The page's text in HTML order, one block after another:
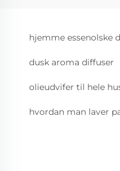
hjemme essenolske
dusk aroma diffuser
olieudvifer til hele
hvordan man laver